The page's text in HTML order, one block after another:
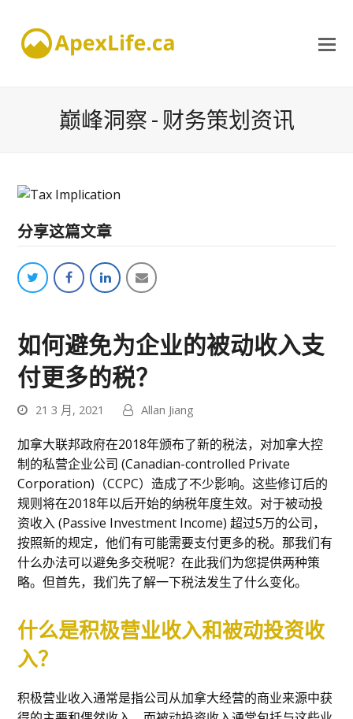
巅峰洞察 - 财务策划资讯
分享这篇文章
twitter facebooklinkedinemail
如何避免为企业的被动收入支
付更多的税？
21 3 月, 2021 Allan Jiang
加拿大联邦政府在2018年颁布了新的税法，对加拿大控
制的私营企业公司 (Canadian-controlled Private
Corporation)（CCPC）造成了不少影响。这些修订后的
规则将在2018年以后开始的纳税年度生效。对于被动投
资收入 (Passive Investment Income) 超过5万的公司，
按照新的规定，他们有可能需要支付更多的税。那我们有
什么办法可以避免多交税呢？在此我们为您提供两种策
略。但首先，我们先了解一下税法发生了什么变化。
什么是积极营业收入和被动投资收
入？
积极营业收入通常是指公司从加拿大经营的商业来源中获